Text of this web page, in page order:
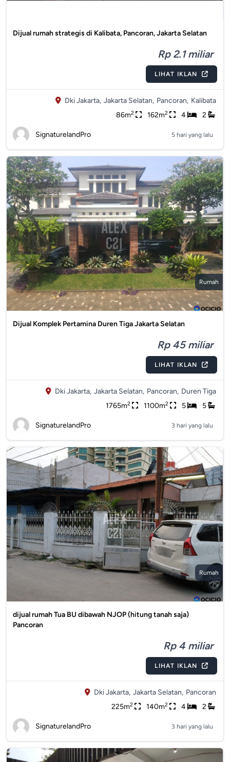
Dijual rumah strategis di Kalibata, Pancoran, Jakarta Selatan
Rp 2.1 miliar
LIHAT IKLAN
Dki Jakarta, Jakarta Selatan, Pancoran, Kalibata
86m2 162m2 4 2
SignaturelandPro 5 hari yang lalu
Rumah
Dijual Komplek Pertamina Duren Tiga Jakarta Selatan
Rp 45 miliar
LIHAT IKLAN
Dki Jakarta, Jakarta Selatan, Pancoran, Duren Tiga
1765m2 1100m2 5 5
SignaturelandPro 3 hari yang lalu
Rumah
dijual rumah Tua BU dibawah NJOP (hitung tanah saja)
Pancoran
Rp 4 miliar
LIHAT IKLAN
Dki Jakarta, Jakarta Selatan, Pancoran
225m2 140m2 4 2
SignaturelandPro 3 hari yang lalu